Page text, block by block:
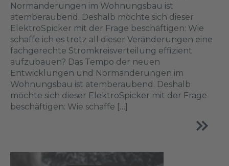
Normänderungen im Wohnungsbau ist
atemberaubend. Deshalb möchte sich dieser
ElektroSpicker mit der Frage beschäftigen: Wie
schaffe ich es trotz all dieser Veränderungen eine
fachgerechte Stromkreisverteilung effizient
aufzubauen? Das Tempo der neuen
Entwicklungen und Normänderungen im
Wohnungsbau ist atemberaubend. Deshalb
möchte sich dieser ElektroSpicker mit der Frage
beschäftigen: Wie schaffe […]